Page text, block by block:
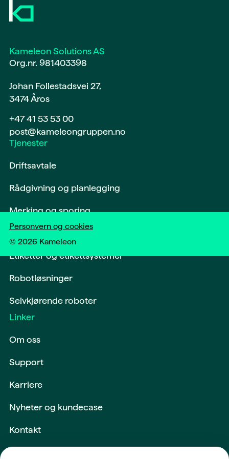
Kameleon Solutions AS
Org.nr. 981403398
Johan Follestadsvei 27,
3474 Åros
+47 41 53 53 00
post@kameleongruppen.no
Tjenester
Driftsavtale
Rådgivning og planlegging
Merking og sporing
Softwareløsninger og digitalisering
Etiketter og etikettsystemer
Robotløsninger
Selvkjørende roboter
Linker
Om oss
Support
Karriere
Nyheter og kundecase
Kontakt
© 2026 Kameleon
Personvern og cookies